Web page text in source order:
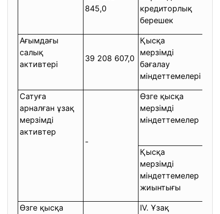
845,0
кредиторлық
берешек
Ағымдағы
салық
активтері
39 208 607,0
Қысқа
мерзімді
бағалау
міндеттемелері
Сатуға
арналған ұзақ
мерзімді
активтер
-
Өзге қысқа
мерзімді
міндеттемелер
Қысқа
мерзімді
міндеттемелер
жиынтығы
Өзге қысқа
IV. Ұзақ